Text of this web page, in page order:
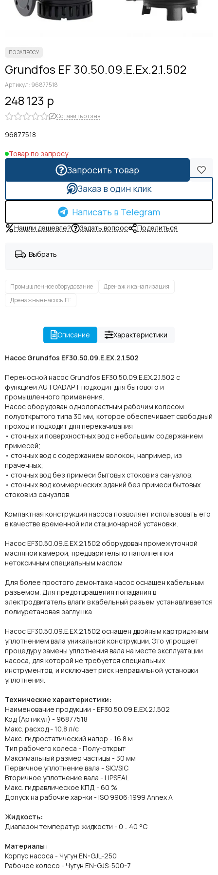
Grundfos EF 30.50.09.E.Ex.2.1.502
Артикул: 96877518
248 123 р
Оставить отзыв
96877518
Товар по запросу
Запросить товар
Заказ в один клик
Написать в Telegram
Нашли дешевле? Задать вопрос Поделиться
Выбрать
Промышленное оборудование
Дренаж и канализация
Дренажные насосы EF
Описание Характеристики
Насос Grundfos EF30.50.09.E.EX.2.1.502
Переносной насос Grundfos EF30.50.09.E.EX.2.1.502 с
функцией AUTOADAPT подходит для бытового и
промышленного применения.
Насос оборудован однолопастным рабочим колесом
полуоткрытого типа 30 мм, которое обеспечивает свободный
проход и подходит для перекачивания
• сточных и поверхностных вод с небольшим содержанием
примесей;
• сточных вод с содержанием волокон, например, из
прачечных;
• сточных вод без примеси бытовых стоков из санузлов;
• сточных вод коммерческих зданий без примеси бытовых
стоков из санузлов.
Компактная конструкция насоса позволяет использовать его
в качестве временной или стационарной установки.
Насос EF30.50.09.E.EX.2.1.502 оборудован промежуточной
масляной камерой, предварительно наполненной
нетоксичным специальным маслом
Для более простого демонтажа насос оснащен кабельным
разъемом. Для предотвращения попадания в
электродвигатель влаги в кабельный разъем устанавливается
полиуретановая заглушка.
Насос EF30.50.09.E.EX.2.1.502 оснащен двойным картриджным
уплотнением вала уникальной конструкции. Это упрощает
процедуру замены уплотнения вала на месте эксплуатации
насоса, для которой не требуется специальных
инструментов, и исключает риск неправильной установки
уплотнения.
Технические характеристики:
Наименование продукции - EF30.50.09.E.EX.2.1.502
Код (Артикул) - 96877518
Maкс. расход - 10.8 л/с
Макс. гидростатический напор - 16.8 м
Тип рабочего колеса - Полу-открыт
Максимальный размер частицы - 30 мм
Первичное уплотнение вала - SIC/SIC
Вторичное уплотнение вала - LIPSEAL
Макс. гидравлическое КПД - 60 %
Допуск на рабочие хар-ки - ISO 9906:1999 Annex A
Жидкость:
Диапазон температур жидкости - 0 .. 40 °C
Материалы:
Корпус насоса - Чугун EN-GJL-250
Рабочее колесо - Чугун EN-GJS-500-7